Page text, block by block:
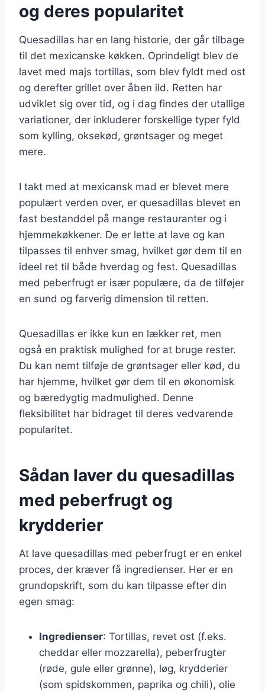
og deres popularitet
Quesadillas har en lang historie, der går tilbage
til det mexicanske køkken. Oprindeligt blev de
lavet med majs tortillas, som blev fyldt med ost
og derefter grillet over åben ild. Retten har
udviklet sig over tid, og i dag findes der utallige
variationer, der inkluderer forskellige typer fyld
som kylling, oksekød, grøntsager og meget
mere.
I takt med at mexicansk mad er blevet mere
populært verden over, er quesadillas blevet en
fast bestanddel på mange restauranter og i
hjemmekøkkener. De er lette at lave og kan
tilpasses til enhver smag, hvilket gør dem til en
ideel ret til både hverdag og fest. Quesadillas
med peberfrugt er især populære, da de tilføjer
en sund og farverig dimension til retten.
Quesadillas er ikke kun en lækker ret, men
også en praktisk mulighed for at bruge rester.
Du kan nemt tilføje de grøntsager eller kød, du
har hjemme, hvilket gør dem til en økonomisk
og bæredygtig madmulighed. Denne
fleksibilitet har bidraget til deres vedvarende
popularitet.
Sådan laver du quesadillas
med peberfrugt og
krydderier
At lave quesadillas med peberfrugt er en enkel
proces, der kræver få ingredienser. Her er en
grundopskrift, som du kan tilpasse efter din
egen smag:
Ingredienser: Tortillas, revet ost (f.eks.
cheddar eller mozzarella), peberfrugter
(røde, gule eller grønne), løg, krydderier
(som spidskommen, paprika og chili), olie